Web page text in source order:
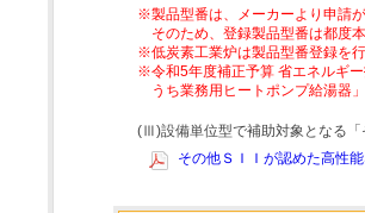
※製品型番は、メーカーより申請
そのため、登録製品型番は都度
※低炭素工業炉は製品型番登録を
※令和5年度補正予算 省エネルギ
うち業務用ヒートポンプ給湯器
(Ⅲ)設備単位型で補助対象となる「
その他ＳＩＩが認めた高性